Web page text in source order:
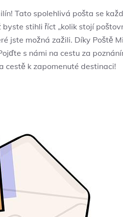
Tato spolehlivá pošta se
stihli říct „kolik stojí
jste možná zažili. Díky Poště
s námi na cestu za
cestě k zapomenuté destinaci!